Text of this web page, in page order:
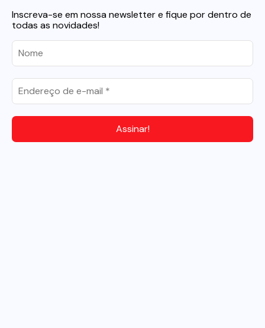
Inscreva-se em nossa newsletter e fique por dentro de
todas as novidades!